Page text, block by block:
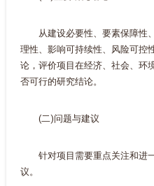
从建设必要性、要素保障性
理性、影响可持续性、风险可控
论，评价项目在经济、社会、环
否可行的研究结论。
(二)问题与建议
针对项目需要重点关注和进
议。